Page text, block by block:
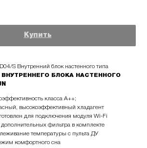
Купить
S Внутренний блок настенного типа
БЛОКА НАСТЕННОГО
класса А++;
высокоэффективный хладагент
для подключения модуля Wi-Fi
фильтра в комплекте
температуры с пульта ДУ
комфортного сна